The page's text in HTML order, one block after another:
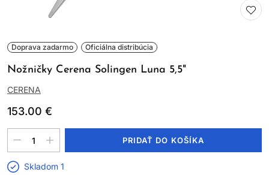
Doprava zadarmo Oficiálna distribúcia
Nožničky Cerena Solingen Luna 5,5"
CERENA
153.00 €
PRIDAŤ DO KOŠÍKA
Skladom 1